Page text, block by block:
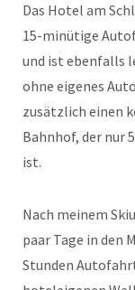
Das Hotel am
15-minütige
und ist ebenfalls
ohne eigenes
zusätzlich einen
Bahnhof, der nur
ist.
Nach meinem
paar Tage in den
Stunden